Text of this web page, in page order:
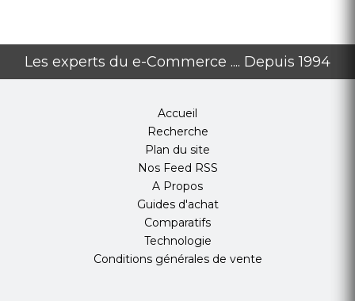
Les experts du e-Commerce .... Depuis 1994
Accueil
Recherche
Plan du site
Nos Feed RSS
A Propos
Guides d'achat
Comparatifs
Technologie
Conditions générales de vente